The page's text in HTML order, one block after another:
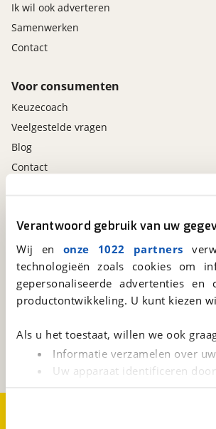
Verantwoord gebruik van uw
Wij en onze 1022 partners
technologieën zoals cookies om
gepersonaliseerde advertenties
productontwikkeling. U kunt kiezen
Als u het toestaat, willen we ook
Informatie verzamelen over
Uw apparaat identificeren
Ik wil ook adverteren
Samenwerken
Contact
Voor consumenten
Keuzecoach
Veelgestelde vragen
Blog
Contact
viaBOVAG.nl
3981 AJ Bunnik
Een initiatief van
BOVAG
Altijd het meest recente aanbod bij de
Download 'm nu.